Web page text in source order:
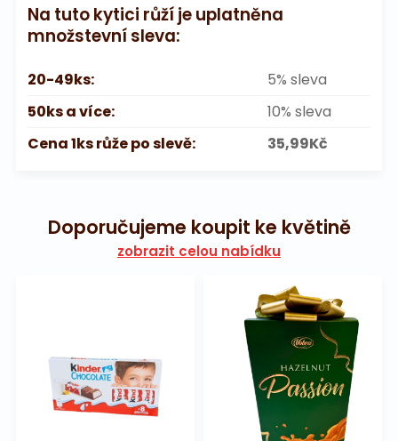
Na tuto kytici růží je uplatněna
množstevní sleva:
20-49ks:
5% sleva
50ks a více:
10% sleva
Cena 1ks růže po slevě:
35,99Kč
Doporučujeme koupit ke květině
zobrazit celou nabídku